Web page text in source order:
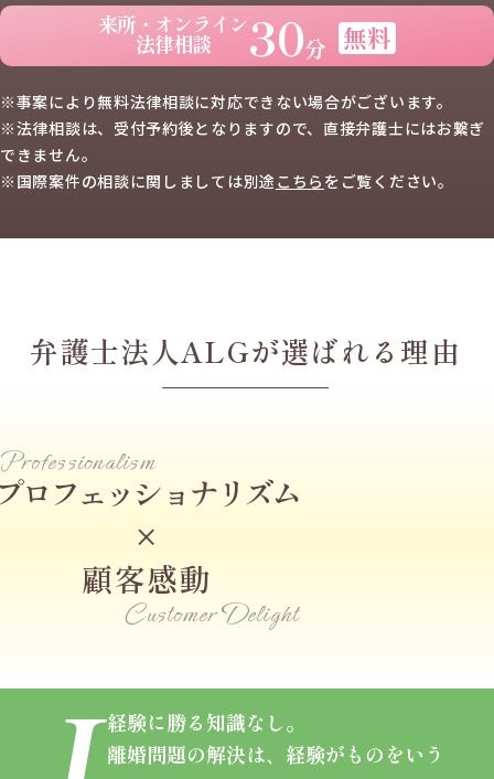
来所・オンライン
法律相談 30分 無料
※事案により無料法律相談に対応できない場合がございます。
※法律相談は、受付予約後となりますので、 直接弁護士にはお繋ぎ
できません。
※国際案件の相談に関しましては別途 こちら を ご覧ください。
弁護士法人ALGが選ばれる理由
Professionalism
ロフェッショナリズム
×
顧客感動
Customer Delight
経験に勝る知識なし。
離婚問題の解決は、 経験がものをいう